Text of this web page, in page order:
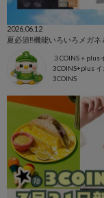
2026.06.12
3COINS